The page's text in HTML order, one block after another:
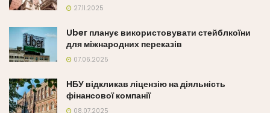
27.11.2025
Uber планує використовувати стейблкоїни
для міжнародних переказів
07.06.2025
НБУ відкликав ліцензію на діяльність
фінансової компанії
08.07.2025